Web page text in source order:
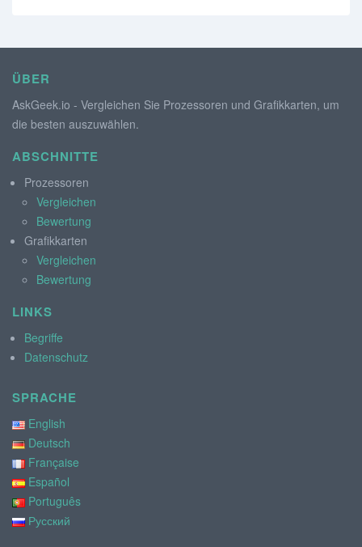
ÜBER
AskGeek.io - Vergleichen Sie Prozessoren und Grafikkarten, um
die besten auszuwählen.
ABSCHNITTE
Prozessoren
Vergleichen
Bewertung
Grafikkarten
Vergleichen
Bewertung
LINKS
Begriffe
Datenschutz
SPRACHE
English
Deutsch
Française
Español
Português
Русский